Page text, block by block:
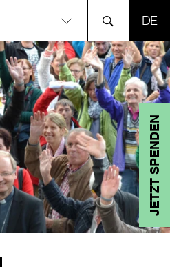
JETZT SPENDEN